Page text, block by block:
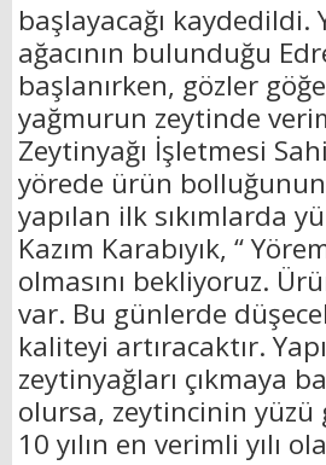
başlayacağı kaydedildi.
ağacının bulunduğu
başlanırken, gözler
yağmurun zeytinde
Zeytinyağı İşletmesi
yörede ürün bolluğunun
yapılan ilk sıkımlarda
Kazım Karabıyık, “
olmasını bekliyoruz.
var. Bu günlerde
kaliteyi artıracaktır.
zeytinyağları çıkmaya
olursa, zeytincinin
10 yılın en verimli yılı